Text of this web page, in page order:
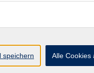
Sushi für
Küche kennen
speichern Alle Cookies